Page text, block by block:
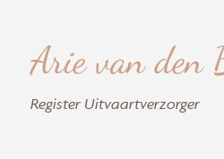
Arie van den
Register Uitvaartverzorger